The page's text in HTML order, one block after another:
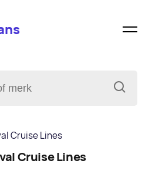
Cruise Lines
Cruise Lines